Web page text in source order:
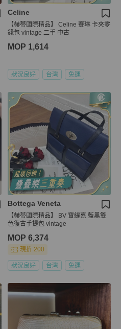
Celine
【赫蒂國際精品】 Celine 賽琳 卡夾零
錢包 vintage 二手 中古
MOP 1,614
狀況良好 台灣 免運
Bottega Veneta
【赫蒂國際精品】 BV 寶緹嘉 藍黑雙
色復古手提包 vintage
MOP 6,374
現折 200
狀況良好 台灣 免運